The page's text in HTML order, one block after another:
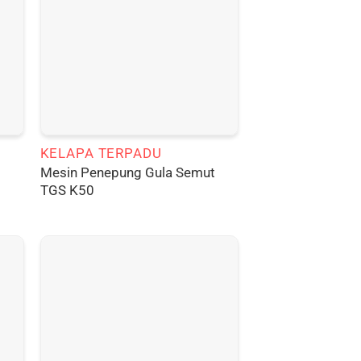
KELAPA TERPADU
Mesin Penepung Gula Semut
TGS K50